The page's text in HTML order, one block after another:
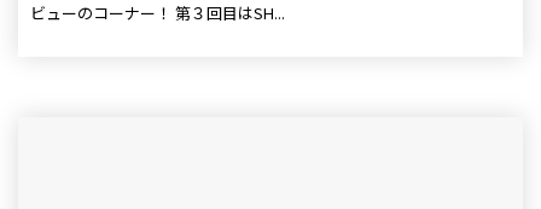
ビューのコーナー！ 第３回目はSH...